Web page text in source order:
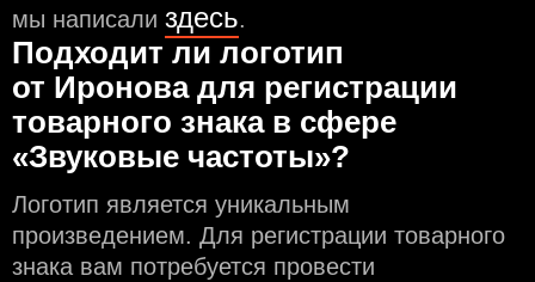
мы написали здесь.
Подходит ли логотип
от Иронова для регистрации
товарного знака в сфере
«Звуковые частоты»?
Логотип является уникальным
произведением. Для регистрации товарного
знака вам потребуется провести